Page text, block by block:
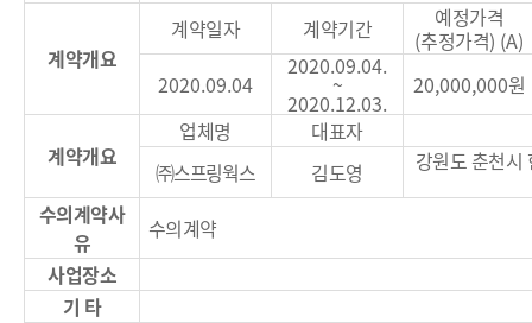
계약개요
계약일자 계약기간
예정가격
(추정가격) (A)
2020.09.04
2020.09.04.
~
2020.12.03.
20,000,000원
계약개요
업체명
대표자
㈜스프링웍스 김도영
강원도 춘천
수의계약사
유
수의계약
사업장소
기 타